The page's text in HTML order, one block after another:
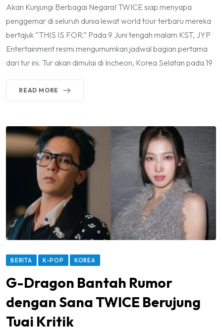
Akan Kunjungi Berbagai Negara! TWICE siap menyapa
penggemar di seluruh dunia lewat world tour terbaru mereka
bertajuk “THIS IS FOR.” Pada 9 Juni tengah malam KST, JYP
Entertainment resmi mengumumkan jadwal bagian pertama
dari tur ini. Tur akan dimulai di Incheon, Korea Selatan pada 19
READ MORE
BERITA K-POP KOREA
G-Dragon Bantah Rumor
dengan Sana TWICE Berujung
Tuai Kritik